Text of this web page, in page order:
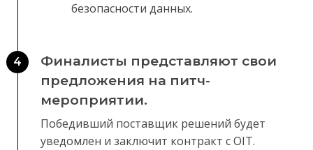
безопасности данных.
4
Финалисты представляют свои
предложения на питч-
мероприятии.
Победивший поставщик решений будет
уведомлен и заключит контракт с OIT.